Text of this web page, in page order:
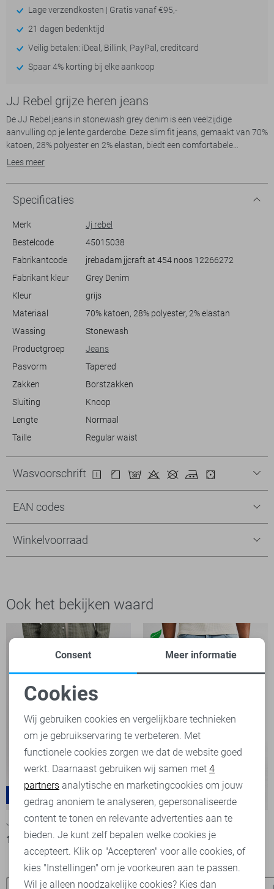
Lage verzendkosten | Gratis vanaf €95,-
21 dagen bedenktijd
Veilig betalen: iDeal, Billink, PayPal, creditcard
Spaar 4% korting bij elke aankoop
JJ Rebel grijze heren jeans
De JJ Rebel jeans in stonewash grey denim is een veelzijdige
aanvulling op je lente garderobe. Deze slim fit jeans, gemaakt van 70%
katoen, 28% polyester en 2% elastan, biedt een comfortabele
pasvorm die mooi aansluit maar genoeg bewegingsvrijheid geeft. De
stonewash wassing een moderne twist toevoegt. Dankzij de stevige
knoopsluiting en de praktische borstzakken, is deze jeans functioneel
en stijlvol.
voor verschillende gelegenheden. Of je nu een casual dagje uit plant,
of meer formeel voor de dag wilt komen, deze jeans past perfect bij
jouw stijl. Draag hem met een T-shirt en sneakers voor een relaxte
uitstraling. De normale lengte maakt hem ideaal voor zowel dagelijkse
als speciale momenten, terwijl het JJ Rebel label subtiel op de
Lees meer
Specificaties
Merk
Jj rebel
Bestelcode
45015038
Fabrikantcode
jrebadam jjcraft at 454 noos 12266272
Fabrikant kleur
Grey Denim
Kleur
grijs
Materiaal
70% katoen, 28% polyester, 2% elastan
Wassing
Stonewash
Productgroep
Jeans
Pasvorm
Tapered
Zakken
Borstzakken
Sluiting
Knoop
Lengte
Normaal
Taille
Regular waist
Wasvoorschrift
EAN codes
Winkelvoorraad
Ook het bekijken waard
JJ Rebel Jeans
14,00 27,99
Petrol Industries Jeans
59,50 69,99
Noodzakelijke cookies
Personalisatie cookies
Analytische cookies
Marketing cookies
Consent Meer informatie
Cookies
Wij gebruiken cookies en vergelijkbare technieken
om je gebruikservaring te verbeteren. Met
functionele cookies zorgen we dat de website goed
werkt. Daarnaast gebruiken wij samen met 4
partners analytische en marketingcookies om jouw
gedrag anoniem te analyseren, gepersonaliseerde
content te tonen en relevante advertenties aan te
bieden. Je kunt zelf bepalen welke cookies je
accepteert. Klik op "Accepteren" voor alle cookies, of
kies "Instellingen" om je voorkeuren aan te passen.
Wil je alleen noodzakelijke cookies? Kies dan